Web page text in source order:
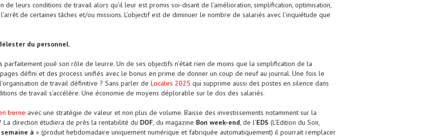
leurs conditions de travail alors qu’il leur est promis soi-disant de l’amélioration, simplification, optimisation,
de certaines tâches et/ou missions. L’objectif est de diminuer le nombre de salariés avec l’inquiétude que
du personnel.
parfaitement joué son rôle de leurre. Un de ses objectifs n’était rien de moins que la simplification de la
défini et des process unifiés avec le bonus en prime de donner un coup de neuf au journal. Une fois le
de travail définitive ? Sans parler de Locales 2025 qui supprime aussi des postes en silence dans
de travail s’accélère. Une économie de moyens déplorable sur le dos des salariés.
berne avec une stratégie de valeur et non plus de volume. Baisse des investissements notamment sur la
La direction étudiera de près la rentabilité du DOF, du magazine Bon week-end, de l’EDS (L’Edition du Soir,
semaine à » (produit hebdomadaire uniquement numérique et fabriquée automatiquement) il pourrait remplacer